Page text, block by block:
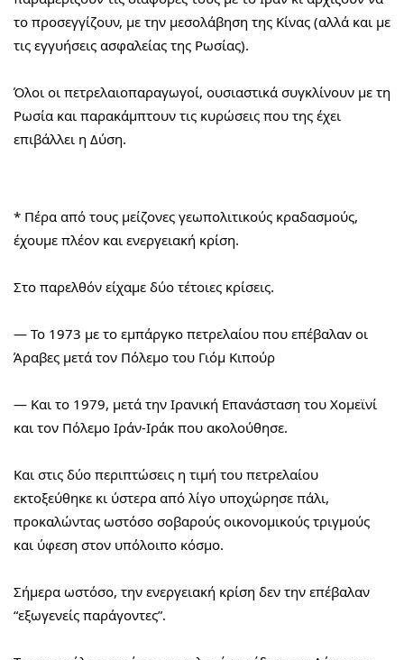
το προσεγγίζουν, με την μεσολάβηση της Κίνας (αλλά και με
τις εγγυήσεις ασφαλείας της Ρωσίας).
Όλοι οι πετρελαιοπαραγωγοί, ουσιαστικά συγκλίνουν με τη
Ρωσία και παρακάμπτουν τις κυρώσεις που της έχει
επιβάλλει η Δύση.
* Πέρα από τους μείζονες γεωπολιτικούς κραδασμούς,
έχουμε πλέον και ενεργειακή κρίση.
Στο παρελθόν είχαμε δύο τέτοιες κρίσεις.
— Το 1973 με το εμπάργκο πετρελαίου που επέβαλαν οι
Άραβες μετά τον Πόλεμο του Γιόμ Κιπούρ
— Και το 1979, μετά την Ιρανική Επανάσταση του Χομεϊνί
και τον Πόλεμο Ιράν-Ιράκ που ακολούθησε.
Και στις δύο περιπτώσεις η τιμή του πετρελαίου
εκτοξεύθηκε κι ύστερα από λίγο υποχώρησε πάλι,
προκαλώντας ωστόσο σοβαρούς οικονομικούς τριγμούς
και ύφεση στον υπόλοιπο κόσμο.
Σήμερα ωστόσο, την ενεργειακή κρίση δεν την επέβαλαν
“εξωγενείς παράγοντες”.